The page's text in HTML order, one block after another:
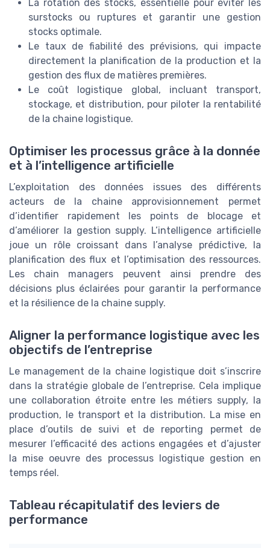
La rotation des stocks, essentielle pour éviter les
surstocks ou ruptures et garantir une gestion
stocks optimale.
Le taux de fiabilité des prévisions, qui impacte
directement la planification de la production et la
gestion des flux de matières premières.
Le coût logistique global, incluant transport,
stockage, et distribution, pour piloter la rentabilité
de la chaine logistique.
Optimiser les processus grâce à la donnée
et à l’intelligence artificielle
L’exploitation des données issues des différents
acteurs de la chaine approvisionnement permet
d’identifier rapidement les points de blocage et
d’améliorer la gestion supply. L’intelligence artificielle
joue un rôle croissant dans l’analyse prédictive, la
planification des flux et l’optimisation des ressources.
Les chain managers peuvent ainsi prendre des
décisions plus éclairées pour garantir la performance
et la résilience de la chaine supply.
Aligner la performance logistique avec les
objectifs de l’entreprise
Le management de la chaine logistique doit s’inscrire
dans la stratégie globale de l’entreprise. Cela implique
une collaboration étroite entre les métiers supply, la
production, le transport et la distribution. La mise en
place d’outils de suivi et de reporting permet de
mesurer l’efficacité des actions engagées et d’ajuster
la mise oeuvre des processus logistique gestion en
temps réel.
Tableau récapitulatif des leviers de
performance